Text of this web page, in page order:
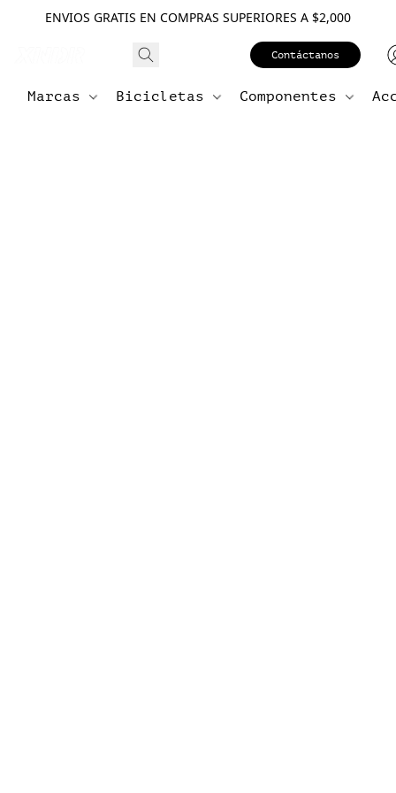
ENVIOS GRATIS EN COMPRAS SUPERIORES A $2,000
Contáctanos
Marcas Bicicletas Componentes